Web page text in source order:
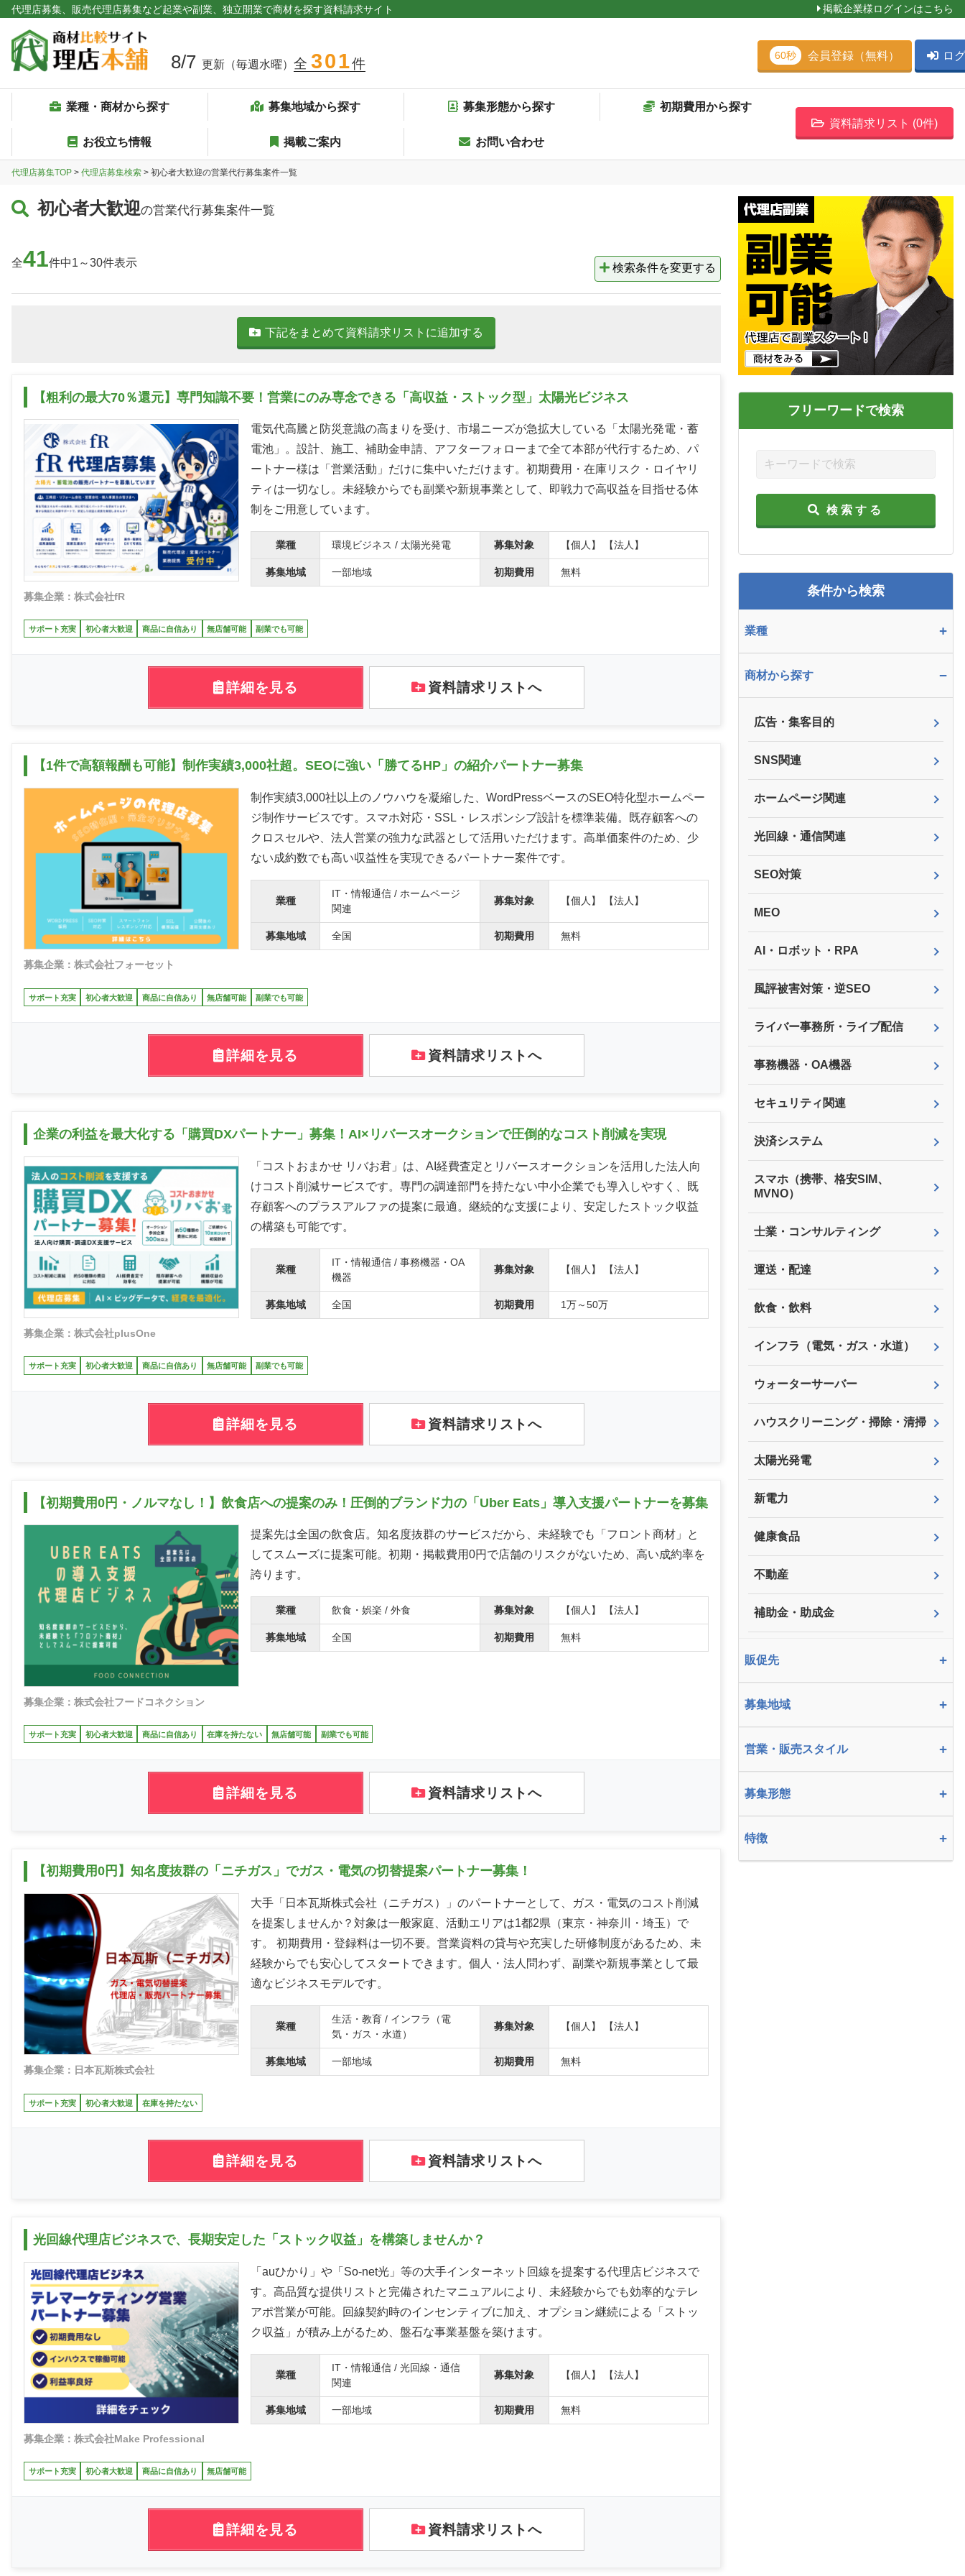
代理店募集、販売代理店募集など起業や副業、独立開業で商材を探す資料請求サイト 掲載企業様ログインはこちら
8/7 更新（毎週水曜） 全 301件
業種・商材から探す 募集地域から探す 募集形態から探す 初期費用から探す
お役立ち情報 掲載ご案内 お問い合わせ
資料請求リスト (0件)
60秒 会員登録（無料） ロ
代理店募集TOP > 代理店募集検索 > 初心者大歓迎の営業代行募集案件一覧
初心者大歓迎の営業代行募集案件一覧
全41件中1～30件表示 検索条件を変更する
下記をまとめて資料請求リストに追加する
【粗利の最大70％還元】専門知識不要！営業にのみ専念できる「高収益・ストック型」太陽光ビジネス
募集企業：株式会社fR
電気代高騰と防災意識の高まりを受け、市場ニーズが急拡大している「太陽光発電・蓄
電池」。設計、施工、補助金申請、アフターフォローまで全て本部が代行するため、パ
ートナー様は「営業活動」だけに集中いただけます。初期費用・在庫リスク・ロイヤリ
ティは一切なし。未経験からでも副業や新規事業として、即戦力で高収益を目指せる体
制をご用意しています。
業種 環境ビジネス / 太陽光発電 募集対象 【個人】 【法人】
募集地域 一部地域 初期費用 無料
サポート充実 初心者大歓迎 商品に自信あり 無店舗可能 副業でも可能
詳細を見る 資料請求リストへ
【1件で高額報酬も可能】制作実績3,000社超。SEOに強い「勝てるHP」の紹介パートナー募集
募集企業：株式会社フォーセット
制作実績3,000社以上のノウハウを凝縮した、WordPressベースのSEO特化型ホームペー
ジ制作サービスです。スマホ対応・SSL・レスポンシブ設計を標準装備。既存顧客への
クロスセルや、法人営業の強力な武器として活用いただけます。高単価案件のため、少
ない成約数でも高い収益性を実現できるパートナー案件です。
業種
IT・情報通信 / ホームページ
関連
募集対象 【個人】 【法人】
募集地域 全国 初期費用 無料
サポート充実 初心者大歓迎 商品に自信あり 無店舗可能 副業でも可能
詳細を見る 資料請求リストへ
企業の利益を最大化する「購買DXパートナー」募集！AI×リバースオークションで圧倒的なコスト削減を実現
募集企業：株式会社plusOne
「コストおまかせ リバお君」は、AI経費査定とリバースオークションを活用した法人向
けコスト削減サービスです。専門の調達部門を持たない中小企業でも導入しやすく、既
存顧客へのプラスアルファの提案に最適。継続的な支援により、安定したストック収益
の構築も可能です。
業種
IT・情報通信 / 事務機器・OA
機器
募集対象 【個人】 【法人】
募集地域 全国 初期費用 1万～50万
サポート充実 初心者大歓迎 商品に自信あり 無店舗可能 副業でも可能
詳細を見る 資料請求リストへ
【初期費用0円・ノルマなし！】飲食店への提案のみ！圧倒的ブランド力の「Uber Eats」導入支援パートナーを募集
募集企業：株式会社フードコネクション
提案先は全国の飲食店。知名度抜群のサービスだから、未経験でも「フロント商材」と
してスムーズに提案可能。初期・掲載費用0円で店舗のリスクがないため、高い成約率を
誇ります。
業種 飲食・娯楽 / 外食 募集対象 【個人】 【法人】
募集地域 全国 初期費用 無料
サポート充実 初心者大歓迎 商品に自信あり 在庫を持たない 無店舗可能 副業でも可能
詳細を見る 資料請求リストへ
【初期費用0円】知名度抜群の「ニチガス」でガス・電気の切替提案パートナー募集！
募集企業：日本瓦斯株式会社
大手「日本瓦斯株式会社（ニチガス）」のパートナーとして、ガス・電気のコスト削減
を提案しませんか？対象は一般家庭、活動エリアは1都2県（東京・神奈川・埼玉）で
す。 初期費用・登録料は一切不要。営業資料の貸与や充実した研修制度があるため、未
経験からでも安心してスタートできます。個人・法人問わず、副業や新規事業として最
適なビジネスモデルです。
業種
生活・教育 / インフラ（電
気・ガス・水道）
募集対象 【個人】 【法人】
募集地域 一部地域 初期費用 無料
サポート充実 初心者大歓迎 在庫を持たない
詳細を見る 資料請求リストへ
光回線代理店ビジネスで、長期安定した「ストック収益」を構築しませんか？
募集企業：株式会社Make Professional
「auひかり」や「So-net光」等の大手インターネット回線を提案する代理店ビジネスで
す。高品質な提供リストと完備されたマニュアルにより、未経験からでも効率的なテレ
アポ営業が可能。回線契約時のインセンティブに加え、オプション継続による「ストッ
ク収益」が積み上がるため、盤石な事業基盤を築けます。
業種
IT・情報通信 / 光回線・通信
関連
募集対象 【個人】 【法人】
募集地域 一部地域 初期費用 無料
サポート充実 初心者大歓迎 商品に自信あり 無店舗可能
詳細を見る 資料請求リストへ
フリーワードで検索
検索する
条件から検索
業種 +
商材から探す −
広告・集客目的
SNS関連
ホームページ関連
光回線・通信関連
SEO対策
MEO
AI・ロボット・RPA
風評被害対策・逆SEO
ライバー事務所・ライブ配信
事務機器・OA機器
セキュリティ関連
決済システム
スマホ（携帯、格安SIM、
MVNO）
士業・コンサルティング
運送・配達
飲食・飲料
インフラ（電気・ガス・水道）
ウォーターサーバー
ハウスクリーニング・掃除・清掃
太陽光発電
新電力
健康食品
不動産
補助金・助成金
販促先 +
募集地域 +
営業・販売スタイル +
募集形態 +
特徴 +